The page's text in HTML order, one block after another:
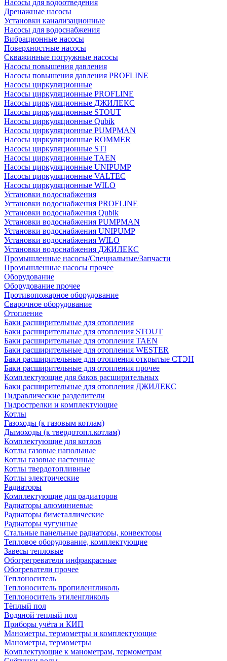
Насосы для водоотведения
Дренажные насосы
Установки канализационные
Насосы для водоснабжения
Вибрационные насосы
Поверхностные насосы
Скважинные погружные насосы
Насосы повышения давления
Насосы повышения давления PROFLINE
Насосы циркуляционные
Насосы циркуляционные PROFLINE
Насосы циркуляционные ДЖИЛЕКС
Насосы циркуляционные STOUT
Насосы циркуляционные Qubik
Насосы циркуляционные PUMPMAN
Насосы циркуляционные ROMMER
Насосы циркуляционные STI
Насосы циркуляционные TAEN
Насосы циркуляционные UNIPUMP
Насосы циркуляционные VALTEC
Насосы циркуляционные WILO
Установки водоснабжения
Установки водоснабжения PROFLINE
Установки водоснабжения Qubik
Установки водоснабжения PUMPMAN
Установки водоснабжения UNIPUMP
Установки водоснабжения WILO
Установки водоснабжения ДЖИЛЕКС
Промышленные насосы/Специальные/Запчасти
Промышленные насосы прочее
Оборудование
Оборудование прочее
Противопожарное оборудование
Сварочное оборудование
Отопление
Баки расширительные для отопления
Баки расширительные для отопления STOUT
Баки расширительные для отопления TAEN
Баки расширительные для отопления WESTER
Баки расширительные для отопления открытые СТЭН
Баки расширительные для отопления прочее
Комплектующие для баков расширительных
Баки расширительные для отопления ДЖИЛЕКС
Гидравлические разделители
Гидрострелки и комплектующие
Котлы
Газоходы (к газовым котлам)
Дымоходы (к твердотопл.котлам)
Комплектующие для котлов
Котлы газовые напольные
Котлы газовые настенные
Котлы твердотопливные
Котлы электрические
Радиаторы
Комплектующие для радиаторов
Радиаторы алюминиевые
Радиаторы биметаллические
Радиаторы чугунные
Стальные панельные радиаторы, конвекторы
Тепловое оборудование, комплектующие
Завесы тепловые
Обогрегреватели инфракрасные
Обогреватели прочее
Теплоноситель
Теплоноситель пропиленгликоль
Теплоноситель этиленгликоль
Тёплый пол
Водяной теплый пол
Приборы учёта и КИП
Манометры, термометры и комплектующие
Манометры, термометры
Комплектующие к манометрам, термометрам